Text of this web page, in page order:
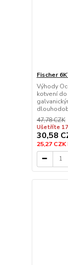
Fischer
Výhody
kotvení
47,78 CZK
Ušetříte
30,58
25,27 CZK